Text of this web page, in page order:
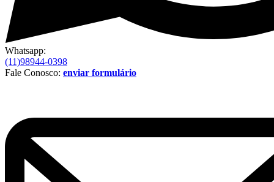
Whatsapp:
(11)98944-0398
Fale Conosco: enviar formulário